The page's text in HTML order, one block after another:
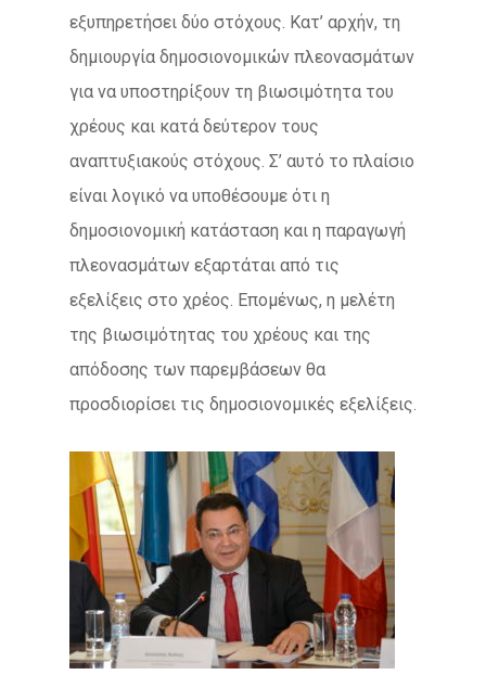
εξυπηρετήσει δύο στόχους. Κατ’ αρχήν, τη
δημιουργία δημοσιονομικών πλεονασμάτων
για να υποστηρίξουν τη βιωσιμότητα του
χρέους και κατά δεύτερον τους
αναπτυξιακούς στόχους. Σ’ αυτό το πλαίσιο
είναι λογικό να υποθέσουμε ότι η
δημοσιονομική κατάσταση και η παραγωγή
πλεονασμάτων εξαρτάται από τις
εξελίξεις στο χρέος. Επομένως, η μελέτη
της βιωσιμότητας του χρέους και της
απόδοσης των παρεμβάσεων θα
προσδιορίσει τις δημοσιονομικές εξελίξεις.